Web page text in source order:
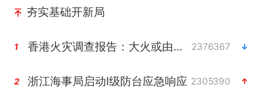
夯实基础开新局
1 香港火灾调查报告：大火或由烟头引起 2376367
2 浙江海事局启动Ⅰ级防台应急响应 2305390